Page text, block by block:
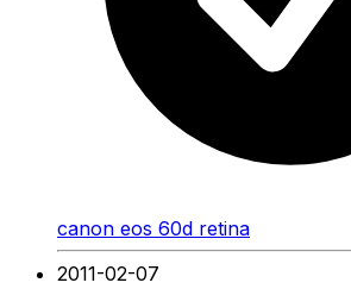
canon eos 60d retina
2011-02-07